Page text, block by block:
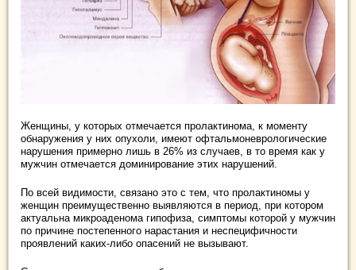
Женщины, у которых отмечается пролактинома, к моменту
обнаружения у них опухоли, имеют офтальмоневрологические
нарушения примерно лишь в 26% из случаев, в то время как у
мужчин отмечается доминирование этих нарушений.
По всей видимости, связано это с тем, что пролактиномы у
женщин преимущественно выявляются в период, при котором
актуальна микроаденома гипофиза, симптомы которой у мужчин
по причине постепенного нарастания и неспецифичности
проявлений каких-либо опасений не вызывают.